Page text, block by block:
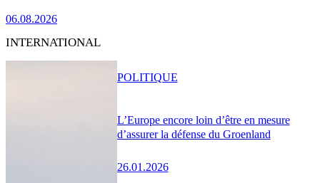
06.08.2026
INTERNATIONAL
L’Europe encore loin d’être en mesure
d’assurer la défense du Groenland
26.01.2026
POLITIQUE